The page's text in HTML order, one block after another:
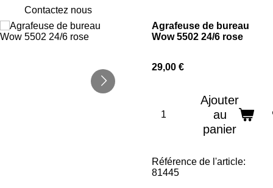
Contactez nous
Agrafeuse de bureau
Wow 5502 24/6 rose
29,00 €
Ajouter
au
panier
Référence de l'article:
81445